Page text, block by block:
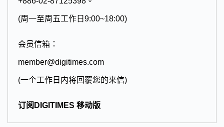
(周一至周五工作日9:00~18:00)
会员信箱：
member@digitimes.com
(一个工作日内将回覆您的来信)
订阅DIGITIMES 移动版